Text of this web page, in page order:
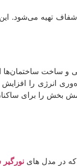
تهیه می‌شود. این
و ساخت
انرژی را
بخش را برای
که در مدل های